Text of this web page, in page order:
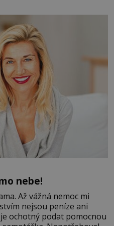
poznáváním památek ve
nebe!
Až vážná nemoc mi
nejsou peníze ani
ochotný podat pomocnou